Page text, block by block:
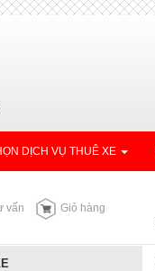
DỊCH VỤ THUÊ XE
vấn
Giỏ hàng